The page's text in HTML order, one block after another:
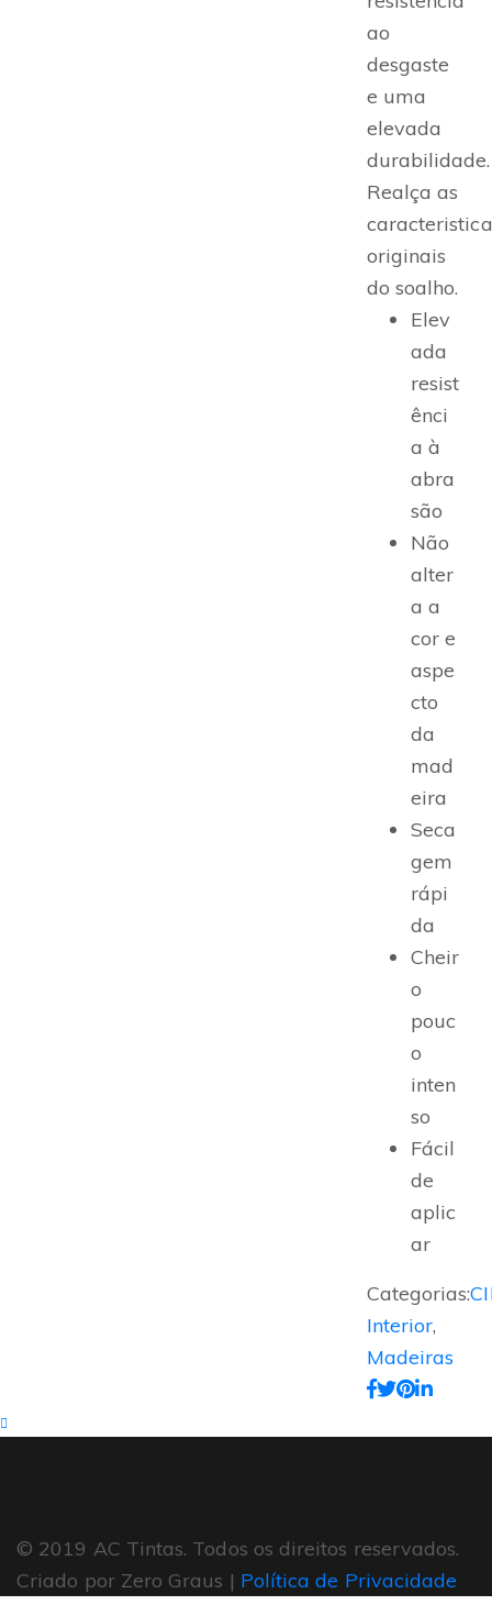
ao
desgaste
e uma
elevada
durabilidade.
Realça as
originais
do soalho.
Elev
ada
resist
ênci
a à
abra
são
Não
alter
a a
cor e
aspe
cto
da
mad
eira
Seca
gem
rápi
da
Cheir
o
pouc
o
inten
so
Fácil
de
aplic
ar
Categorias:
Interior,
Madeiras
© 2019 AC Tintas. Todos os direitos reservados.
Criado por Zero Graus | Política de Privacidade